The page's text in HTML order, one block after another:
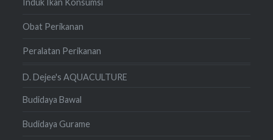
Induk Ikan Konsumsi
Obat Perikanan
Peralatan Perikanan
D. Dejee's AQUACULTURE
Budidaya Bawal
Budidaya Gurame